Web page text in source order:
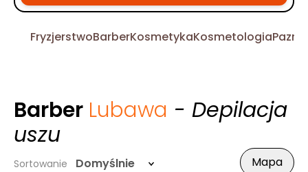
FryzjerstwoBarberKosmetykaKosmetologia
Barber Lubawa - Depilacja
uszu
Sortowanie Domyślnie Mapa